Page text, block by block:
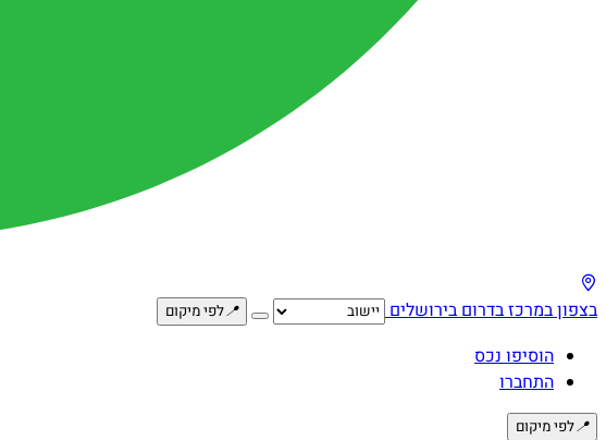
בצפוןבמרכזבדרוםבירושלים 📍לפי מיקום
הוסיפו נכס
התחברו
📍לפי מיקום